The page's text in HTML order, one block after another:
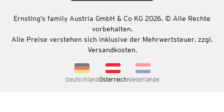
Ernsting’s family Austria GmbH & Co KG 2026. © Alle Rechte
vorbehalten.
Alle Preise verstehen sich inklusive der Mehrwertsteuer, zzgl.
Versandkosten.
DeutschlandÖsterreichNiederlande